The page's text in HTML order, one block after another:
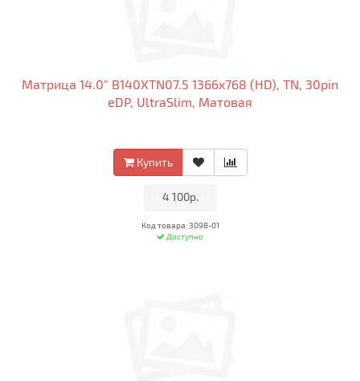
Матрица 14.0" B140XTN07.5 1366x768 (HD), TN, 30pin
eDP, UltraSlim, Матовая
Купить
4 100р.
Код товара: 3098-01
Доступно